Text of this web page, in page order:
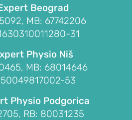
Beograd
MB: 67742206
31
Physio Niš
MB: 68014646
53
Physio Podgorica
RB: 80031235